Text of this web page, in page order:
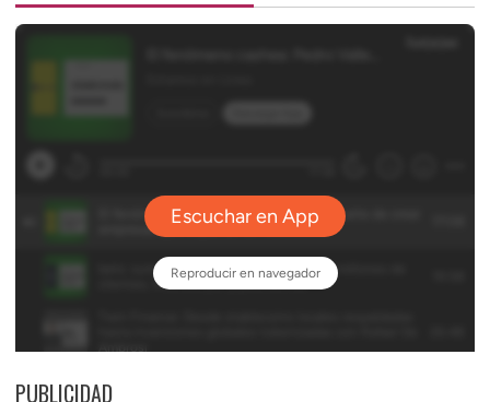
PUBLICIDAD